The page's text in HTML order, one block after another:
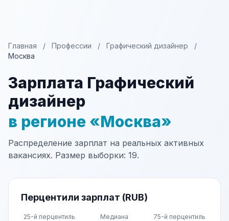
Главная / Профессии / Графический дизайнер
/
Москва
Зарплата Графический
дизайнер
в регионе «Москва»
Распределение зарплат на реальных активных
вакансиях. Размер выборки: 19.
Перцентили зарплат (RUB)
25-й перцентиль Медиана 75-й перцентиль